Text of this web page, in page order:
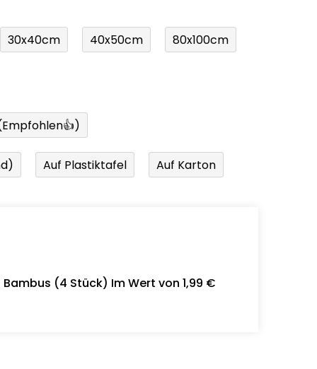
30x40cm 40x50cm 80x100cm
Auf Plastiktafel Auf Karton
(4 Stück) Im Wert von 1,99 €